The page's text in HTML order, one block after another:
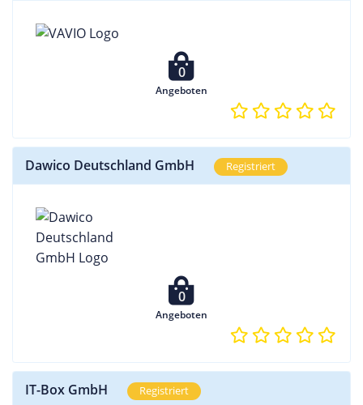
0
Angeboten
Dawico Deutschland GmbH Registriert
0
Angeboten
IT-Box GmbH Registriert